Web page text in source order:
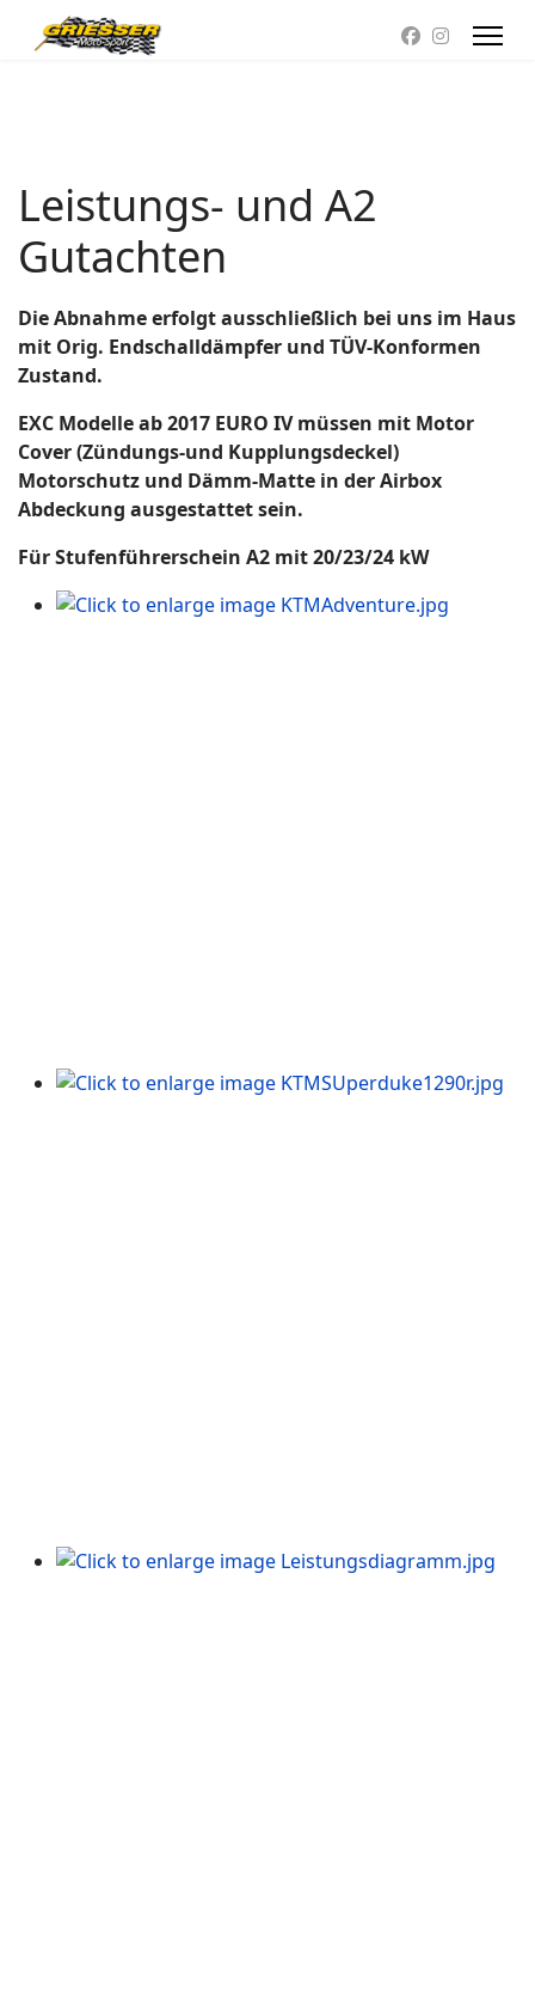
Leistungs- und A2
Gutachten
Die Abnahme erfolgt ausschließlich bei uns im Haus
mit Orig. Endschalldämpfer und TÜV-Konformen
Zustand.
EXC Modelle ab 2017 EURO IV müssen mit Motor
Cover (Zündungs-und Kupplungsdeckel)
Motorschutz und Dämm-Matte in der Airbox
Abdeckung ausgestattet sein.
Für Stufenführerschein A2 mit 20/23/24 kW